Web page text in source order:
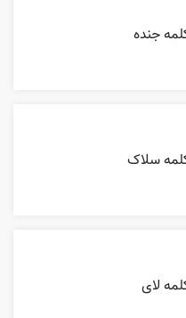
جنده
سلاک
لای